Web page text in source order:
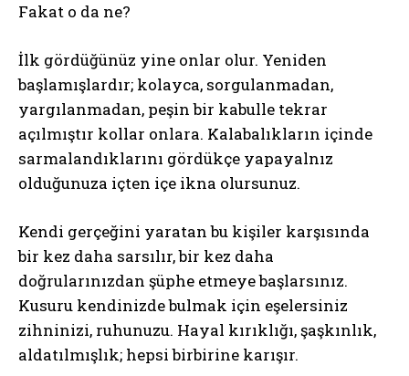
Fakat o da ne?
İlk gördüğünüz yine onlar olur. Yeniden
başlamışlardır; kolayca, sorgulanmadan,
yargılanmadan, peşin bir kabulle tekrar
açılmıştır kollar onlara. Kalabalıkların içinde
sarmalandıklarını gördükçe yapayalnız
olduğunuza içten içe ikna olursunuz.
Kendi gerçeğini yaratan bu kişiler karşısında
bir kez daha sarsılır, bir kez daha
doğrularınızdan şüphe etmeye başlarsınız.
Kusuru kendinizde bulmak için eşelersiniz
zihninizi, ruhunuzu. Hayal kırıklığı, şaşkınlık,
aldatılmışlık; hepsi birbirine karışır.